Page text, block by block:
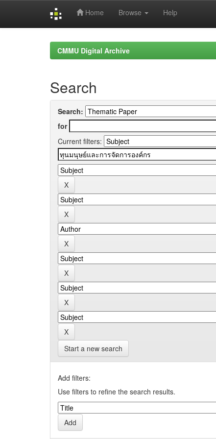
Home Browse Help
CMMU Digital Archive
Search
Search:
for
Current filters:
Start a new search
Add filters:
Use filters to refine the search results.